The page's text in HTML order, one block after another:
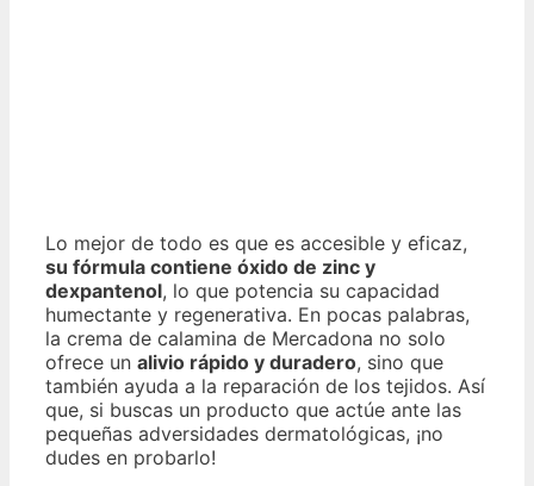
Lo mejor de todo es que es accesible y eficaz,
su fórmula contiene óxido de zinc y
dexpantenol, lo que potencia su capacidad
humectante y regenerativa. En pocas palabras,
la crema de calamina de Mercadona no solo
ofrece un alivio rápido y duradero, sino que
también ayuda a la reparación de los tejidos. Así
que, si buscas un producto que actúe ante las
pequeñas adversidades dermatológicas, ¡no
dudes en probarlo!